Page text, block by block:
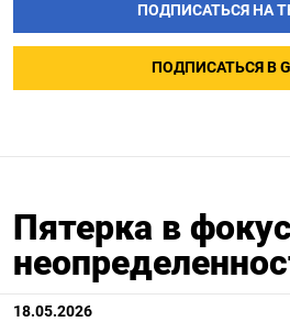
ПОДПИСАТЬСЯ НА
ПОДПИСАТЬСЯ В
Пятерка в
18.05.2026